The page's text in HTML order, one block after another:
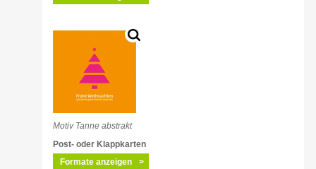
Motiv Tanne abstrakt
Post- oder Klappkarten
Formate anzeigen